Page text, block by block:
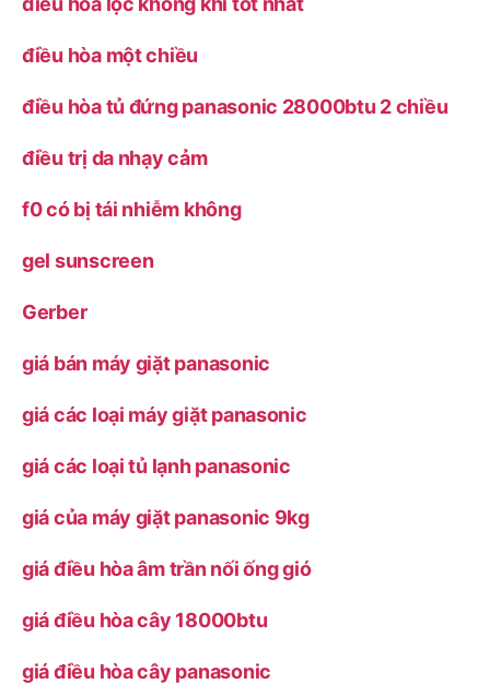
điều hòa một chiều
điều hòa tủ đứng panasonic 28000btu 2 chiều
điều trị da nhạy cảm
f0 có bị tái nhiễm không
gel sunscreen
Gerber
giá bán máy giặt panasonic
giá các loại máy giặt panasonic
giá các loại tủ lạnh panasonic
giá của máy giặt panasonic 9kg
giá điều hòa âm trần nối ống gió
giá điều hòa cây 18000btu
giá điều hòa cây panasonic